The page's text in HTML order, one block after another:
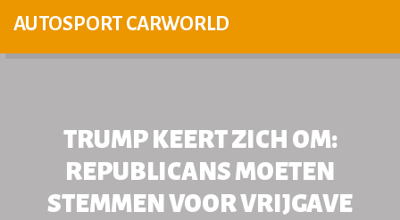
AUTOSPORT CARWORLD
TRUMP KEERT ZICH OM:
REPUBLICANS MOETEN
STEMMEN VOOR VRIJGAVE